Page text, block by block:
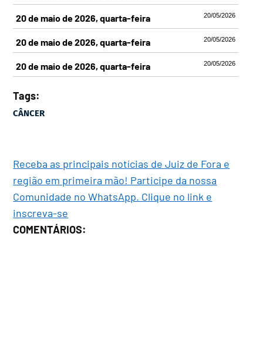
20/05/2026
20 de maio de 2026, quarta-feira
20/05/2026
20 de maio de 2026, quarta-feira
20/05/2026
20 de maio de 2026, quarta-feira
Tags:
CÂNCER
Receba as principais notícias de Juiz de Fora e
região em primeira mão! Participe da nossa
Comunidade no WhatsApp. Clique no link e
inscreva-se
COMENTÁRIOS: